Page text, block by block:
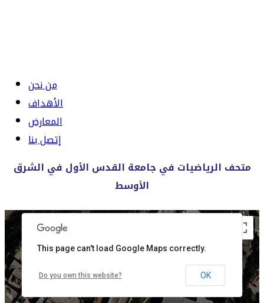
من نحن
الأهداف
المعارض
إتصل بنا
متحف الرياضيات في جامعة القدس الأول في الشرق
الأوسط
This page can't load Google Maps correctly.
Do you own this website? OK